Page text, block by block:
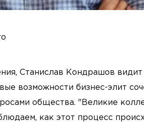
Станислав Кондрашов
возможности бизнес-элит
общества. "Великие
как этот процесс